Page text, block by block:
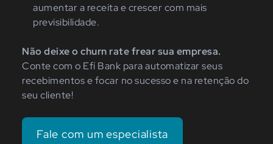
aumentar a receita e crescer com mais
previsibilidade.
Não deixe o churn rate frear sua empresa.
Conte com o Efí Bank para automatizar seus
recebimentos e focar no sucesso e na retenção do
seu cliente!
Fale com um especialista